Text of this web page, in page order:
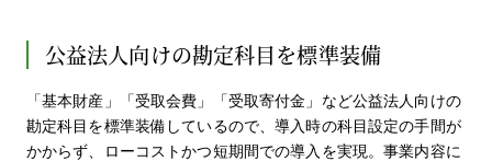
公益法人向けの勘定科目を標準装備
「基本財産」「受取会費」「受取寄付金」など公益法人向けの
勘定科目を標準装備しているので、導入時の科目設定の手間が
かからず、ローコストかつ短期間での導入を実現。事業内容に